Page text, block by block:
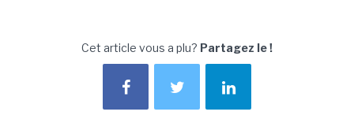
Cet article vous a plu? Partagez le !